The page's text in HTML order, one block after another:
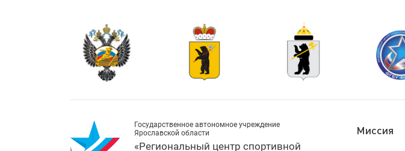
Государственное автономное учреждение
Ярославской области
«Региональный центр спортивной
Миссия